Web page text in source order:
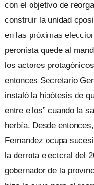
con el objetivo de
construir la unidad
en las próximas
peronista quede al
los actores
entonces Secretario
instaló la hipótesis de
entre ellos” cuando la
herbía. Desde
Fernandez ocupa
la derrota electoral del
gobernador de la